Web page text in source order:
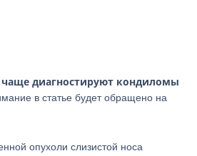
чаще диагностируют кондиломы
в статье будет обращено на
опухоли слизистой носа